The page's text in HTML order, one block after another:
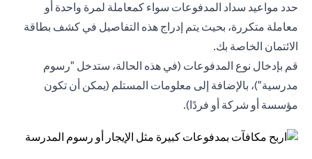
حدد مواعيد سداد المدفوعات سواء كمعاملة لمرة واحدة أو
معاملة متكررة، بحيث يتم إدراج هذه التفاصيل في كشف بطاقة
الائتمان الخاصة بك.
قم بإدخال نوع المدفوعات (في هذه الحالة، ستدخل "رسوم
مدرسية")، بالإضافة إلى معلومات المستلم (يمكن أن تكون
مؤسسة أو شركة أو فردًا).